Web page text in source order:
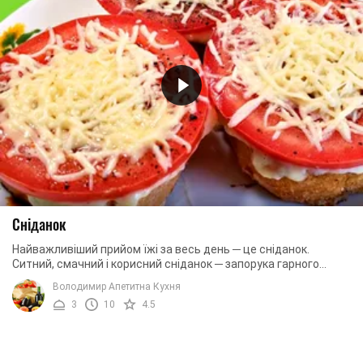
Сніданок
Найважливіший прийом їжі за весь день ─ це сніданок.
Ситний, смачний і корисний сніданок ─ запорука гарного
робочого дня. Часом вранці просто не ...
Володимир Апетитна Кухня
3
10 4.5